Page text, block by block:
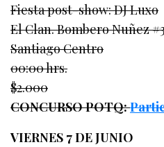
Fiesta post-show: DJ Luxo
El Clan. Bombero Nuñez
Santiago Centro
00:00 hrs.
$2.000
CONCURSO POTQ:
VIERNES 7 DE JUNIO